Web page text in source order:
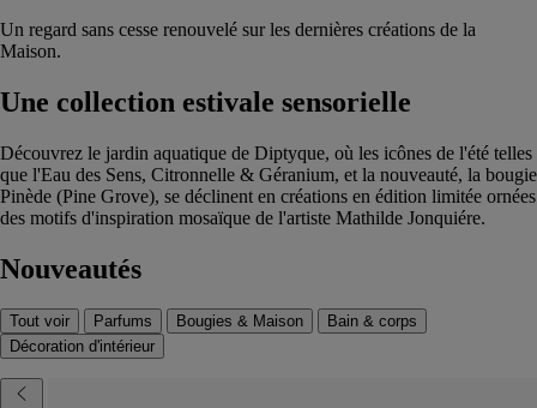
Un regard sans cesse renouvelé sur les dernières créations de la
Maison.
Une collection estivale sensorielle
Découvrez le jardin aquatique de Diptyque, où les icônes de l'été telles
que l'Eau des Sens, Citronnelle & Géranium, et la nouveauté, la bougie
Pinède (Pine Grove), se déclinent en créations en édition limitée ornées
des motifs d'inspiration mosaïque de l'artiste Mathilde Jonquiére.
Nouveautés
Tout voir Parfums Bougies & Maison
Bain & corps
Décoration d'intérieur